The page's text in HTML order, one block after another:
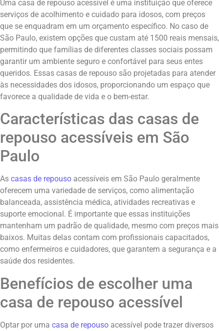
Uma casa de repouso acessível é uma instituição que oferece
serviços de acolhimento e cuidado para idosos, com preços
que se enquadram em um orçamento específico. No caso de
São Paulo, existem opções que custam até 1500 reais mensais,
permitindo que famílias de diferentes classes sociais possam
garantir um ambiente seguro e confortável para seus entes
queridos. Essas casas de repouso são projetadas para atender
às necessidades dos idosos, proporcionando um espaço que
favorece a qualidade de vida e o bem-estar.
Características das casas de
repouso acessíveis em São
Paulo
As casas de repouso acessíveis em São Paulo geralmente
oferecem uma variedade de serviços, como alimentação
balanceada, assistência médica, atividades recreativas e
suporte emocional. É importante que essas instituições
mantenham um padrão de qualidade, mesmo com preços mais
baixos. Muitas delas contam com profissionais capacitados,
como enfermeiros e cuidadores, que garantem a segurança e a
saúde dos residentes.
Benefícios de escolher uma
casa de repouso acessível
Optar por uma casa de repouso acessível pode trazer diversos